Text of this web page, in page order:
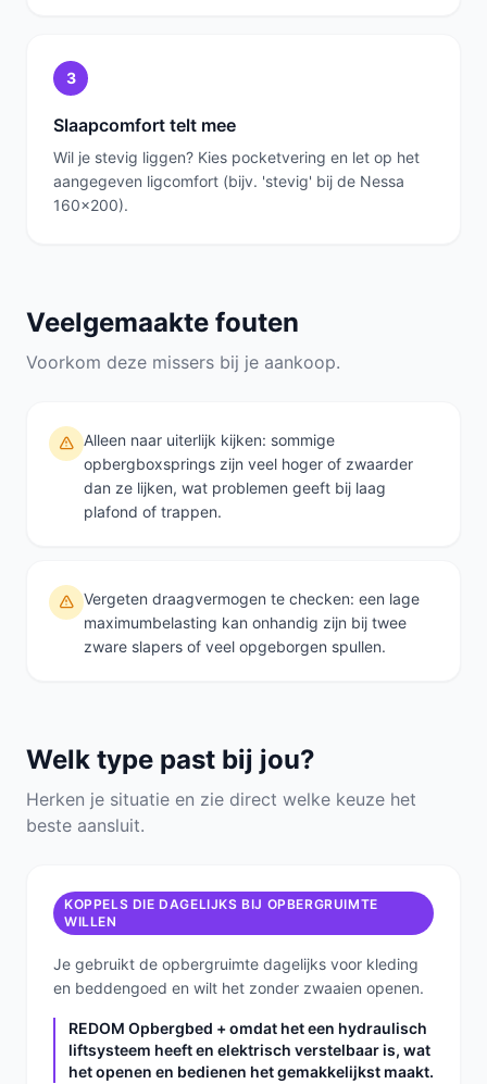
3
Slaapcomfort telt mee
Wil je stevig liggen? Kies pocketvering en let op het
aangegeven ligcomfort (bijv. 'stevig' bij de Nessa
160x200).
Veelgemaakte fouten
Voorkom deze missers bij je aankoop.
Alleen naar uiterlijk kijken: sommige
opbergboxsprings zijn veel hoger of zwaarder
dan ze lijken, wat problemen geeft bij laag
plafond of trappen.
Vergeten draagvermogen te checken: een lage
maximumbelasting kan onhandig zijn bij twee
zware slapers of veel opgeborgen spullen.
Welk type past bij jou?
Herken je situatie en zie direct welke keuze het
beste aansluit.
KOPPELS DIE DAGELIJKS BIJ OPBERGRUIMTE
WILLEN
Je gebruikt de opbergruimte dagelijks voor kleding
en beddengoed en wilt het zonder zwaaien openen.
REDOM Opbergbed + omdat het een hydraulisch
liftsysteem heeft en elektrisch verstelbaar is, wat
het openen en bedienen het gemakkelijkst maakt.